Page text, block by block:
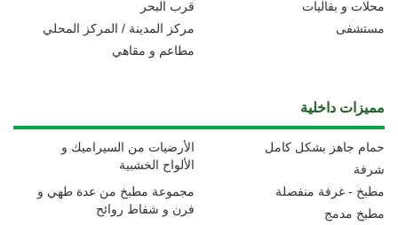
قرب البحر
محلات و بقاليات
مركز المدينة / المركز المحلي
مستشفى
مطاعم و مقاهي
مميزات داخلية
الأرضيات من السيراميك و
الألواح الخشبية
حمام جاهز بشكل كامل
شرفة
مجموعة مطبخ من عدة طهي و
فرن و شفاط روائح
مطبخ - غرفة منفصلة
مطبخ مدمج